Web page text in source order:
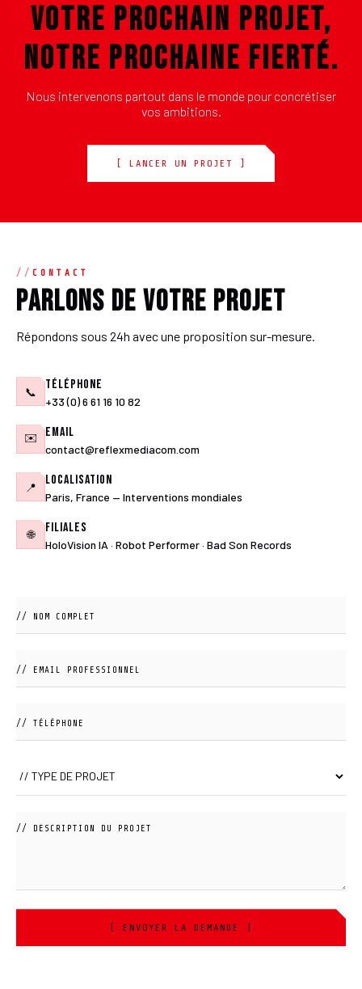
VOTRE PROCHAIN PROJET,
NOTRE PROCHAINE FIERTÉ.
Nous intervenons partout dans le monde pour concrétiser
vos ambitions.
[ LANCER UN PROJET ]
CONTACT
Parlons de votre projet
Répondons sous 24h avec une proposition sur-mesure.
📞 Téléphone
+33 (0) 6 61 16 10 82
✉️ Email
contact@reflexmediacom.com
📍 Localisation
Paris, France — Interventions mondiales
🌐 Filiales
HoloVision IA · Robot Performer · Bad Son Records
[ ENVOYER LA DEMANDE ]